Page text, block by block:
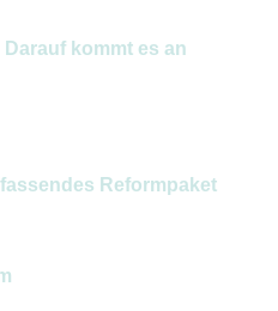
kommt es an
Reformpaket